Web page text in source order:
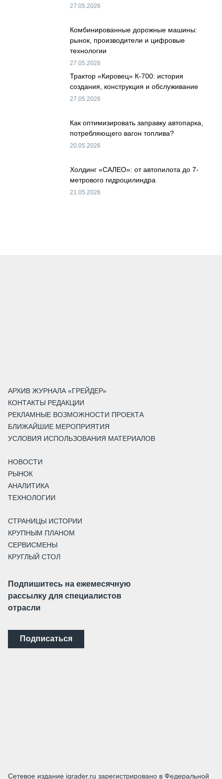
27.05.2026
Комбинированные дорожные машины:
рынок, производители и цифровые
технологии
27.05.2026
Трактор «Кировец» К-700: история
создания, конструкция и обслуживание
27.05.2026
Как оптимизировать заправку автопарка,
потребляющего вагон топлива?
20.05.2026
Холдинг «САЛЕО»: от автопилота до 7-
метрового гидроцилиндра
21.05.2026
АРХИВ ЖУРНАЛА «ГРЕЙДЕР»
КОНТАКТЫ РЕДАКЦИИ
РЕКЛАМНЫЕ ВОЗМОЖНОСТИ ПРОЕКТА
БЛИЖАЙШИЕ МЕРОПРИЯТИЯ
УСЛОВИЯ ИСПОЛЬЗОВАНИЯ МАТЕРИАЛОВ
НОВОСТИ
РЫНОК
АНАЛИТИКА
ТЕХНОЛОГИИ
СТРАНИЦЫ ИСТОРИИ
КРУПНЫМ ПЛАНОМ
СЕРВИСМЕНЫ
КРУГЛЫЙ СТОЛ
Подпишитесь на ежемесячную
рассылку для специалистов
отрасли
Подписаться
Сетевое издание igrader.ru зарегистрировано в Федеральной